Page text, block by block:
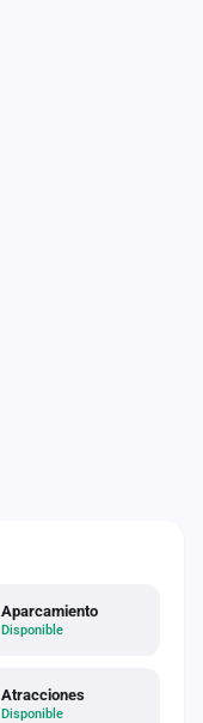
Aparcamiento
Disponible
Atracciones
Disponible